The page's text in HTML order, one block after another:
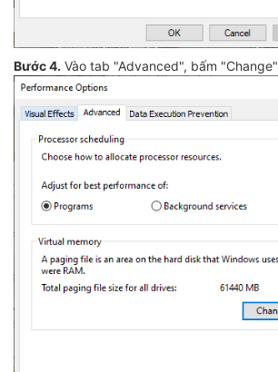
Bước 4. Vào tab "Advanced", bấm "Change"